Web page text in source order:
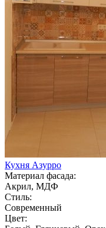
Кухня Азурро
Материал фасада:
Акрил, МДФ
Стиль:
Современный
Цвет: